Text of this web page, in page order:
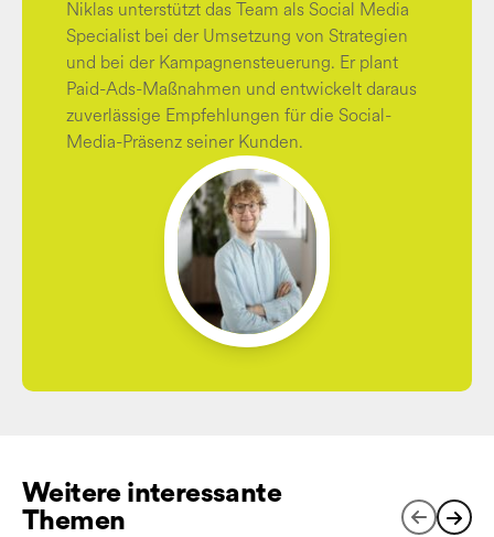
Niklas unterstützt das Team als Social Media
Specialist bei der Umsetzung von Strategien
und bei der Kampagnensteuerung. Er plant
Paid-Ads-Maßnahmen und entwickelt daraus
zuverlässige Empfehlungen für die Social-
Media-Präsenz seiner Kunden.
Weitere interessante
Themen